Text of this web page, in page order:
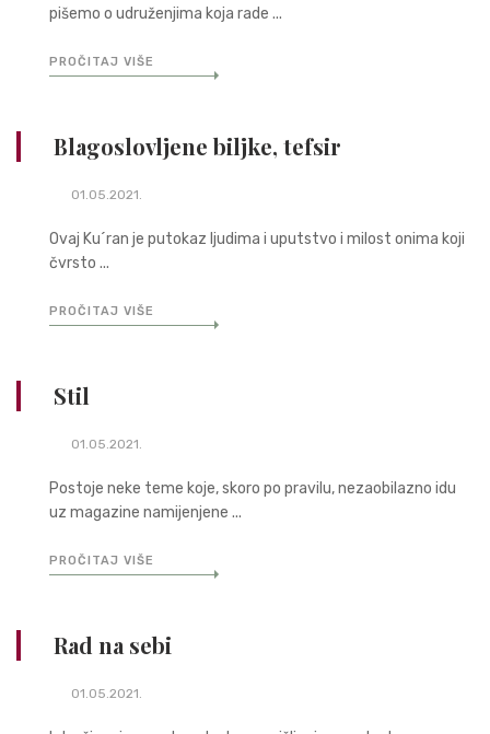
pišemo o udruženjima koja rade ...
PROČITAJ VIŠE
Blagoslovljene biljke, tefsir
01.05.2021.
Ovaj Ku´ran je putokaz ljudima i uputstvo i milost onima koji
čvrsto ...
PROČITAJ VIŠE
Stil
01.05.2021.
Postoje neke teme koje, skoro po pravilu, nezaobilazno idu
uz magazine namijenjene ...
PROČITAJ VIŠE
Rad na sebi
01.05.2021.